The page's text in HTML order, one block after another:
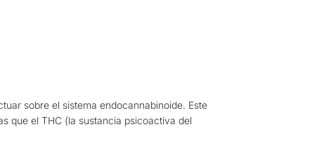
sobre el sistema endocannabinoide. Este
que el THC (la sustancia psicoactiva del